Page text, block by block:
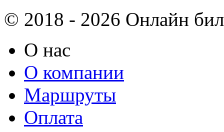
© 2018 - 2026 Онлайн
О нас
О компании
Маршруты
Оплата